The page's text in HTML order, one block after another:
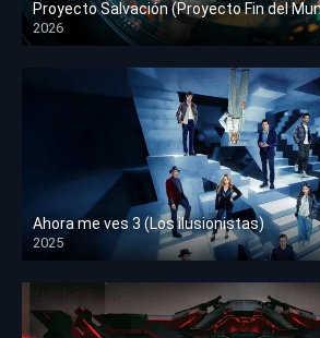
Proyecto Salvación (Proyecto Fin del
2026
HD 1080p
Ahora me ves 3 (Los ilusionistas)
2025
HD 1080p